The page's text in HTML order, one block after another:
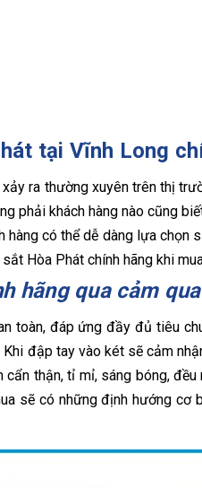
tại Vĩnh Long
ra thường xuyên trên thị
phải khách hàng nào cũng
có thể dễ dàng lựa chọn
Hòa Phát chính hãng khi
hãng qua cảm
đáp ứng đầy đủ tiêu
đập tay vào két sẽ cảm
thận, tỉ mỉ, sáng bóng,
sẽ có những định hướng cơ